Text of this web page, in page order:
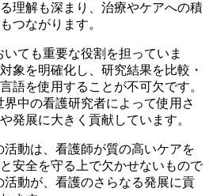
理解も深まり、治療やケアへの積
つながります。
ても重要な役割を担っていま
象を明確化し、研究結果を比較・
語を使用することが不可欠です。
中の看護研究者によって使用さ
発展に大きく貢献しています。
動は、看護師が質の高いケアを
安全を守る上で欠かせないもので
動が、看護のさらなる発展に貢